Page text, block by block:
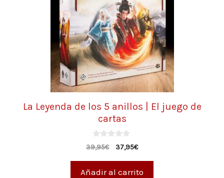
La Leyenda de los 5 anillos | El juego de
cartas
0
d
39,95€ 37,95€
Añadir al carrito